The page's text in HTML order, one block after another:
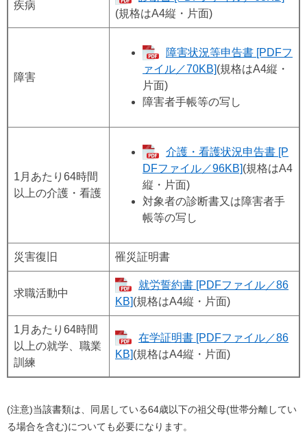
疾病
(規格はA4縦・片面)
障害
障害状況等申告書 [PDFフ
ァイル／70KB](規格はA4縦・
片面)
障害者手帳等の写し
1月あたり64時間
以上の介護・看護
介護・看護状況申告書 [P
DFファイル／96KB](規格はA4
縦・片面)
対象者の診断書又は障害者手
帳等の写し
災害復旧 罹災証明書
求職活動中
就労誓約書 [PDFファイル／86
KB](規格はA4縦・片面)
1月あたり64時間
以上の就学、職業
訓練
在学証明書 [PDFファイル／86
KB](規格はA4縦・片面)
(注意)当該書類は、同居している64歳以下の祖父母(世帯分離してい
る場合を含む)についても必要になります。